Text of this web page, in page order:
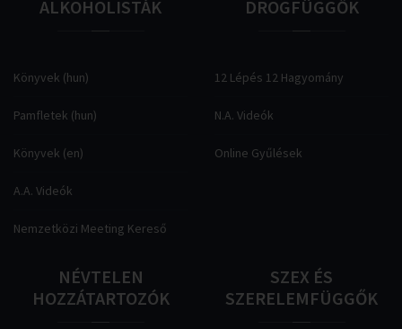
ALKOHOLISTÁK
Könyvek (hun)
Pamfletek (hun)
Könyvek (en)
A.A. Videók
Nemzetközi Meeting Kereső
DROGFÜGGŐK
12 Lépés 12 Hagyomány
N.A. Videók
Online Gyűlések
NÉVTELEN
HOZZÁTARTOZÓK
SZEX ÉS
SZERELEMFÜGGŐK